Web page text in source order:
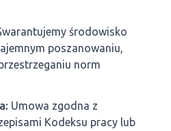
środowisko
poszanowaniu,
norm
Umowa zgodna z
Kodeksu pracy lub